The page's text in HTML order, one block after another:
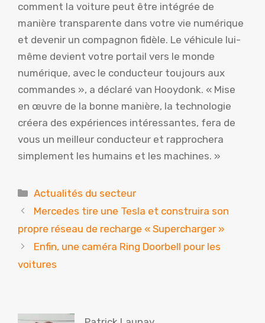
comment la voiture peut être intégrée de
manière transparente dans votre vie numérique
et devenir un compagnon fidèle. Le véhicule lui-
même devient votre portail vers le monde
numérique, avec le conducteur toujours aux
commandes », a déclaré van Hooydonk. « Mise
en œuvre de la bonne manière, la technologie
créera des expériences intéressantes, fera de
vous un meilleur conducteur et rapprochera
simplement les humains et les machines. »
Catégories
Actualités du secteur
Mercedes tire une Tesla et construira son
propre réseau de recharge « Supercharger »
Enfin, une caméra Ring Doorbell pour les
voitures